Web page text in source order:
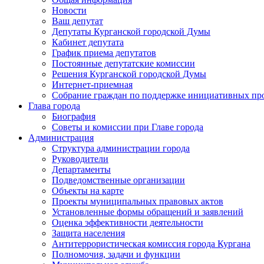
Новости
Ваш депутат
Депутаты Курганской городской Думы
Кабинет депутата
График приема депутатов
Постоянные депутатские комиссии
Решения Курганской городской Думы
Интернет-приемная
Собрание граждан по поддержке инициативных
Глава города
Биография
Советы и комиссии при Главе города
Администрация
Структура администрации города
Руководители
Департаменты
Подведомственные организации
Объекты на карте
Проекты муниципальных правовых актов
Установленные формы обращений и заявлений
Оценка эффективности деятельности
Защита населения
Антитеррористическая комиссия города Кургана
Полномочия, задачи и функции